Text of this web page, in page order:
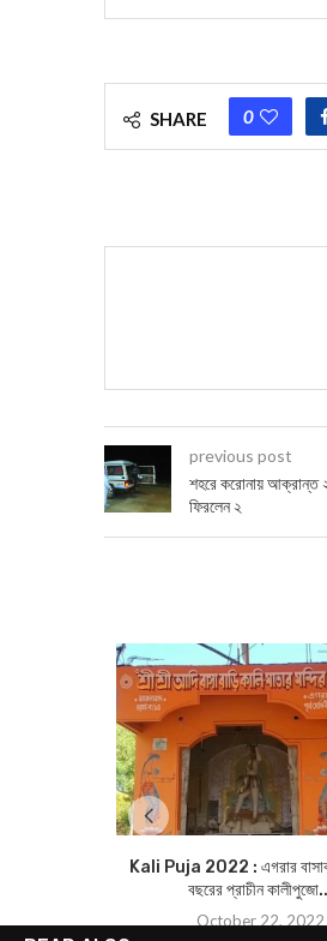
SHARE 0
previous post
শহরে করোনায় আক্রান্ত
ফিরলেন ২
Kali Puja 2022 : এগরার
বছরের প্রাচীন
October 22, 2022